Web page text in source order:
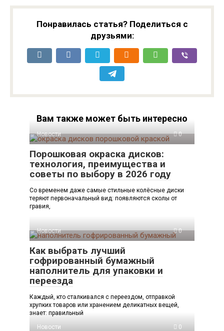
Понравилась статья? Поделиться с
друзьями:
Вам также может быть интересно
Новости 0
Порошковая окраска дисков:
технология, преимущества и
советы по выбору в 2026 году
Со временем даже самые стильные колёсные диски
теряют первоначальный вид: появляются сколы от
гравия,
Новости 0
Как выбрать лучший
гофрированный бумажный
наполнитель для упаковки и
переезда
Каждый, кто сталкивался с переездом, отправкой
хрупких товаров или хранением деликатных вещей,
знает: правильный
Новости
0